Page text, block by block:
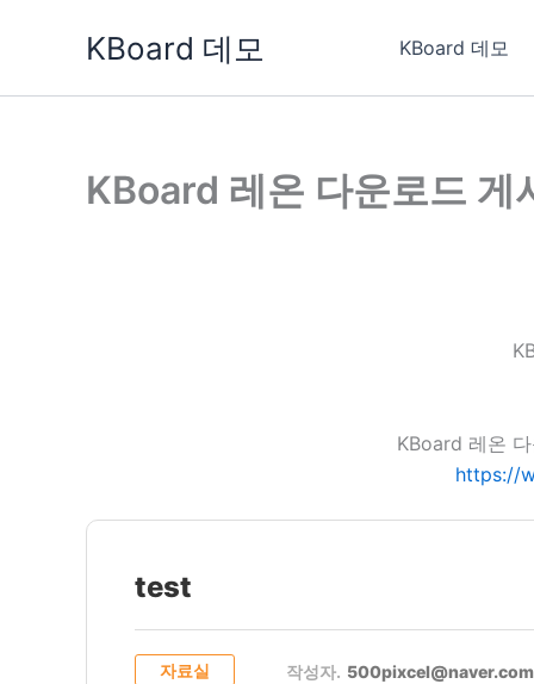
KBoard 데모 KBoard 데모
KBoard 레온 다운로드 게
KBoard 레온
https://
test
자료실 작성자. 500pixcel@naver.com